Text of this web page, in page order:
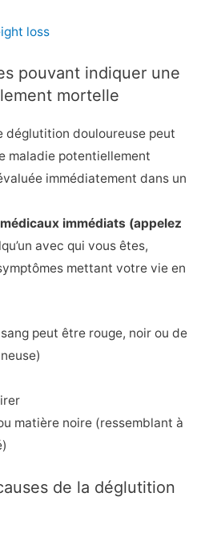
loss
pouvant indiquer une
mortelle
déglutition douloureuse peut
maladie potentiellement
immédiatement dans un
immédiats (appelez
avec qui vous êtes,
mettant votre vie en
peut être rouge, noir ou de
matière noire (ressemblant à
de la déglutition